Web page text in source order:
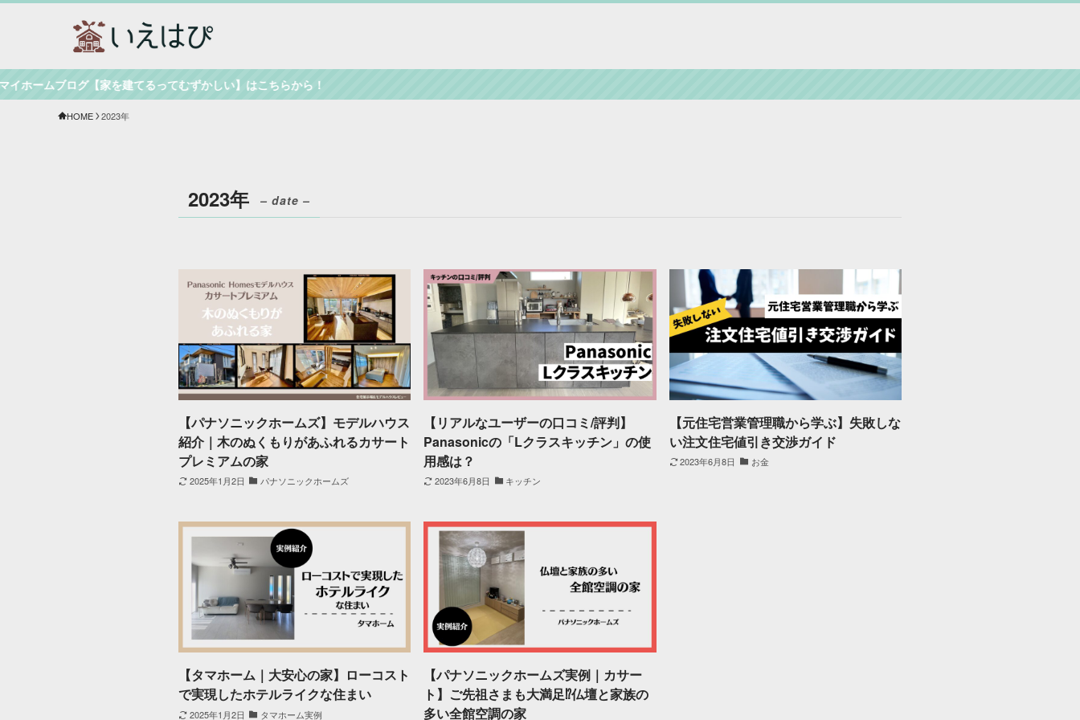
ムブログ【家を建てるってむずかしい】はこちらから！
HOME 2023年
2023年 – date –
【パナソニックホームズ】モデルハウス
紹介｜木のぬくもりがあふれるカサート
プレミアムの家
2025年1月2日 パナソニックホームズ
【リアルなユーザーの口コミ/評判】
Panasonicの「Lクラスキッチン」の使
用感は？
2023年6月8日 キッチン
【元住宅営業管理職から学ぶ】失敗しな
い注文住宅値引き交渉ガイド
2023年6月8日 お金
【タマホーム｜大安心の家】ローコスト
で実現したホテルライクな住まい
2025年1月2日 タマホーム実例
【パナソニックホームズ実例｜カサー
ト】ご先祖さまも大満足⁉仏壇と家族の
多い全館空調の家